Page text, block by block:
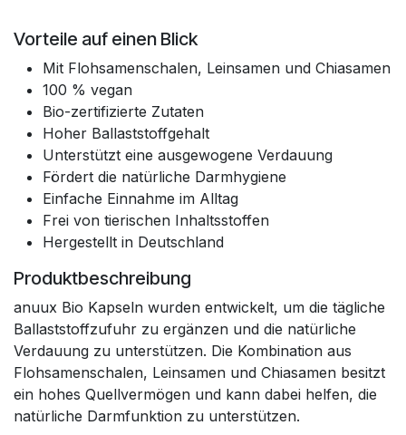
Vorteile auf einen Blick
Mit Flohsamenschalen, Leinsamen und Chiasamen
100 % vegan
Bio-zertifizierte Zutaten
Hoher Ballaststoffgehalt
Unterstützt eine ausgewogene Verdauung
Fördert die natürliche Darmhygiene
Einfache Einnahme im Alltag
Frei von tierischen Inhaltsstoffen
Hergestellt in Deutschland
Produktbeschreibung
anuux Bio Kapseln wurden entwickelt, um die tägliche
Ballaststoffzufuhr zu ergänzen und die natürliche
Verdauung zu unterstützen. Die Kombination aus
Flohsamenschalen, Leinsamen und Chiasamen besitzt
ein hohes Quellvermögen und kann dabei helfen, die
natürliche Darmfunktion zu unterstützen.